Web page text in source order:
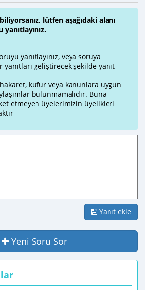
lütfen aşağıdaki alanı
yanıtlayınız, veya soruya
yanıtları geliştirecek şekilde yanıt
hakaret, küfür veya kanunlara uygun
bulunmamalıdır. Buna
etmeyen üyelerimizin üyelikleri
Yanıt ekle
Yeni Soru Sor